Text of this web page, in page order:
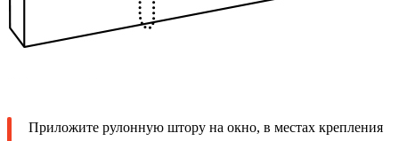
Приложите рулонную штору на окно, в местах крепления